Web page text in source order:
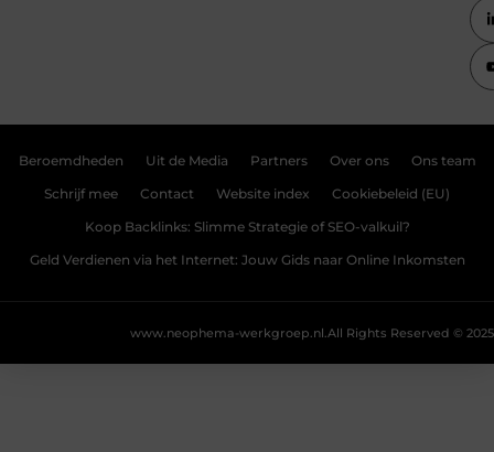
Beroemdheden Uit de Media Partners Over ons Ons team
Schrijf mee Contact Website index Cookiebeleid (EU)
Koop Backlinks: Slimme Strategie of SEO-valkuil?
Geld Verdienen via het Internet: Jouw Gids naar Online Inkomsten
All Rights Reserved © 2025
www.neophema-werkgroep.nl.